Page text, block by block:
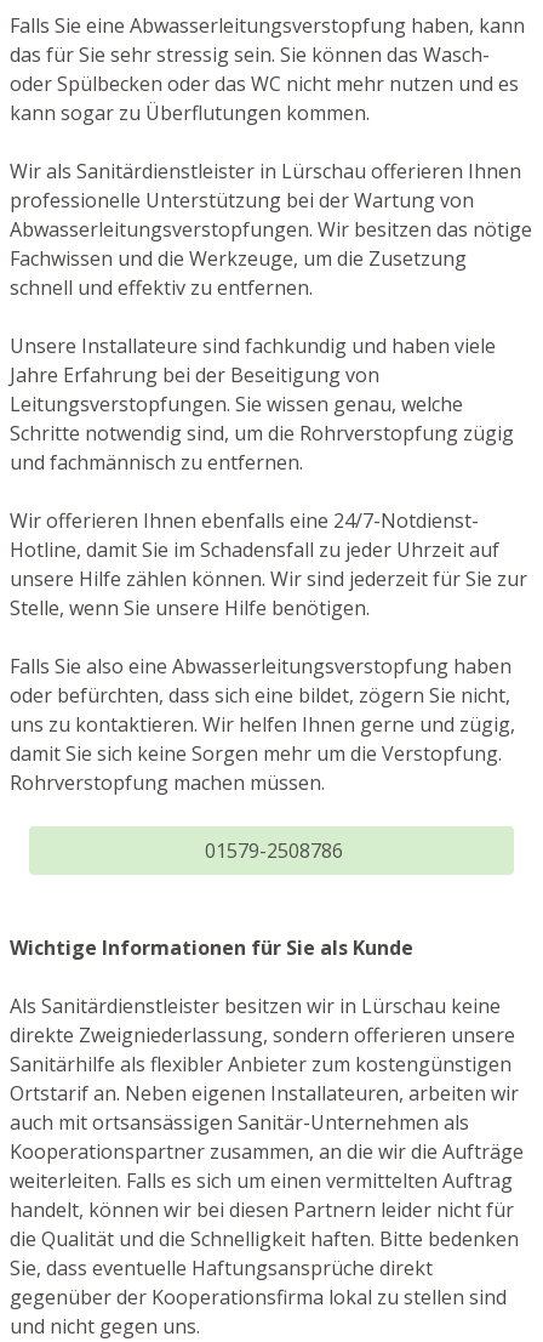
Falls Sie eine Abwasserleitungsverstopfung haben, kann
das für Sie sehr stressig sein. Sie können das Wasch-
oder Spülbecken oder das WC nicht mehr nutzen und es
kann sogar zu Überflutungen kommen.
Wir als Sanitärdienstleister in Lürschau offerieren Ihnen
professionelle Unterstützung bei der Wartung von
Abwasserleitungsverstopfungen. Wir besitzen das nötige
Fachwissen und die Werkzeuge, um die Zusetzung
schnell und effektiv zu entfernen.
Unsere Installateure sind fachkundig und haben viele
Jahre Erfahrung bei der Beseitigung von
Leitungsverstopfungen. Sie wissen genau, welche
Schritte notwendig sind, um die Rohrverstopfung zügig
und fachmännisch zu entfernen.
Wir offerieren Ihnen ebenfalls eine 24/7-Notdienst-
Hotline, damit Sie im Schadensfall zu jeder Uhrzeit auf
unsere Hilfe zählen können. Wir sind jederzeit für Sie zur
Stelle, wenn Sie unsere Hilfe benötigen.
Falls Sie also eine Abwasserleitungsverstopfung haben
oder befürchten, dass sich eine bildet, zögern Sie nicht,
uns zu kontaktieren. Wir helfen Ihnen gerne und zügig,
damit Sie sich keine Sorgen mehr um die Verstopfung.
Rohrverstopfung machen müssen.
01579-2508786
Wichtige Informationen für Sie als Kunde
Als Sanitärdienstleister besitzen wir in Lürschau keine
direkte Zweigniederlassung, sondern offerieren unsere
Sanitärhilfe als flexibler Anbieter zum kostengünstigen
Ortstarif an. Neben eigenen Installateuren, arbeiten wir
auch mit ortsansässigen Sanitär-Unternehmen als
Kooperationspartner zusammen, an die wir die Aufträge
weiterleiten. Falls es sich um einen vermittelten Auftrag
handelt, können wir bei diesen Partnern leider nicht für
die Qualität und die Schnelligkeit haften. Bitte bedenken
Sie, dass eventuelle Haftungsansprüche direkt
gegenüber der Kooperationsfirma lokal zu stellen sind
und nicht gegen uns.